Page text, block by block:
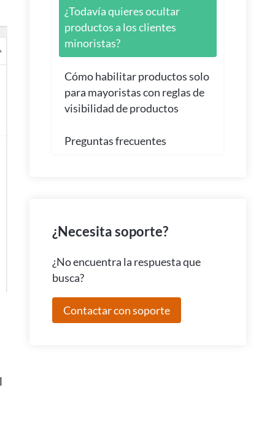
¿Todavía quieres ocultar
productos a los clientes
minoristas?
Cómo habilitar productos solo
para mayoristas con reglas de
visibilidad de productos
Preguntas frecuentes
¿Necesita soporte?
¿No encuentra la respuesta que
busca?
Contactar con soporte